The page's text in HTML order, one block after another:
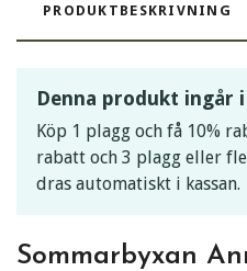
PRODUKTBESKRIVNING
Denna produkt ingår
Köp 1 plagg och få 10%
rabatt och 3 plagg eller
dras automatiskt i kassan.
Sommarbyxan